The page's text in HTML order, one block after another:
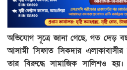
অভিযোগ সূত্রে জানা গেছে, গত দেড়
আসামী সিফাত সিকদার
তার বিরুদ্ধে সামাজিক সালিশও